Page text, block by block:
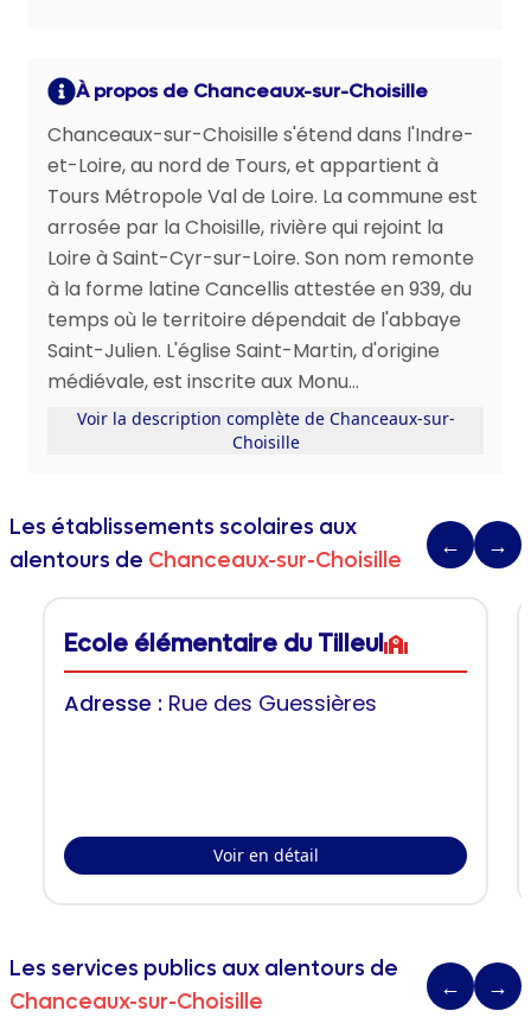
À propos de Chanceaux-sur-Choisille
Chanceaux-sur-Choisille s'étend dans l'Indre-
et-Loire, au nord de Tours, et appartient à
Tours Métropole Val de Loire. La commune est
arrosée par la Choisille, rivière qui rejoint la
Loire à Saint-Cyr-sur-Loire. Son nom remonte
à la forme latine Cancellis attestée en 939, du
temps où le territoire dépendait de l'abbaye
Saint-Julien. L'église Saint-Martin, d'origine
médiévale, est inscrite aux Monu...
Voir la description complète de Chanceaux-sur-
Choisille
Les établissements scolaires aux
alentours de Chanceaux-sur-Choisille
← →
Ecole élémentaire du Tilleul
Adresse : Rue des Guessières
Voir en détail
Les services publics aux alentours de
Chanceaux-sur-Choisille
← →